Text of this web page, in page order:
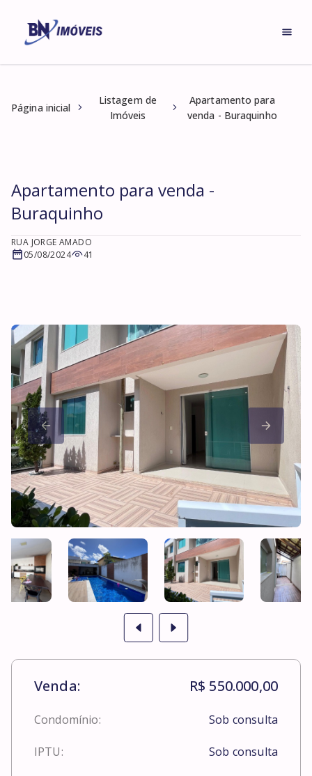
Página inicial
Listagem de
Imóveis
Apartamento para
venda - Buraquinho
Apartamento para venda -
Buraquinho
RUA JORGE AMADO
05/08/2024
41
Venda: R$ 550.000,00
Condomínio: Sob consulta
IPTU: Sob consulta